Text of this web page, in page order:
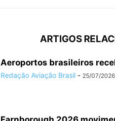
ARTIGOS
Aeroportos brasileiros
Redação Aviação Brasil - 25/07/2026